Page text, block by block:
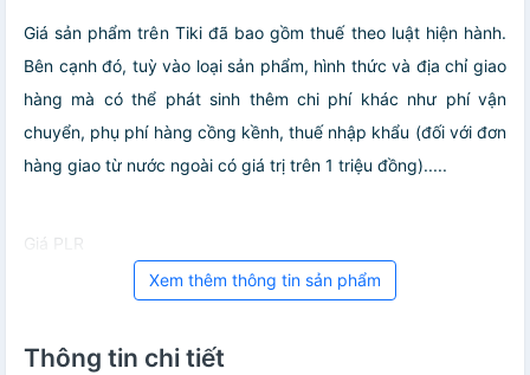
Giá sản phẩm trên Tiki đã bao gồm thuế theo luật hiện hành.
Bên cạnh đó, tuỳ vào loại sản phẩm, hình thức và địa chỉ giao
hàng mà có thể phát sinh thêm chi phí khác như phí vận
chuyển, phụ phí hàng cồng kềnh, thuế nhập khẩu (đối với đơn
hàng giao từ nước ngoài có giá trị trên 1 triệu đồng).....
Giá PLR
Xem thêm thông tin sản phẩm
Thông tin chi tiết